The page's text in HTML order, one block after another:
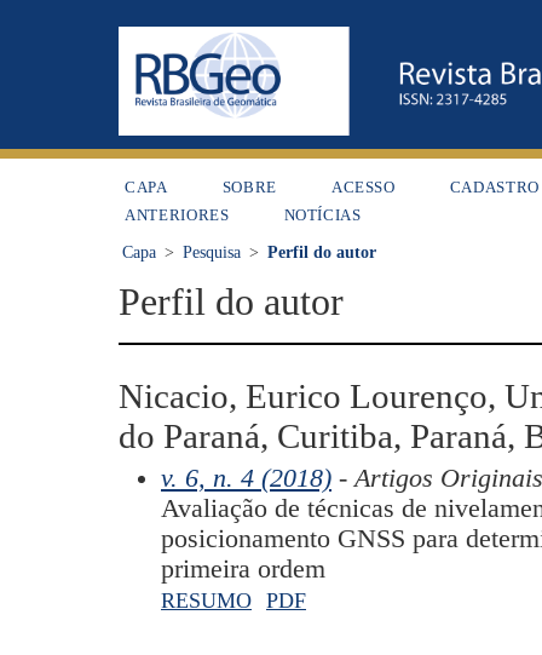
CAPA SOBRE ACESSO
CADASTRO
ANTERIORES
NOTÍCIAS
Capa > Pesquisa > Perfil do autor
Perfil do autor
Nicacio, Eurico Lourenço,
do Paraná, Curitiba, Paraná,
v. 6, n. 4 (2018) - Artigos Originais
Avaliação de técnicas de
posicionamento GNSS para
primeira ordem
RESUMO PDF